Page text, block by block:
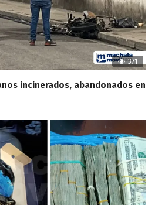
371
incinerados, abandonados en